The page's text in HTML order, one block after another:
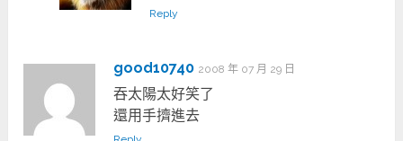
Reply
good10740 2008 年 07 月 29 日
吞太陽太好笑了
還用手擠進去